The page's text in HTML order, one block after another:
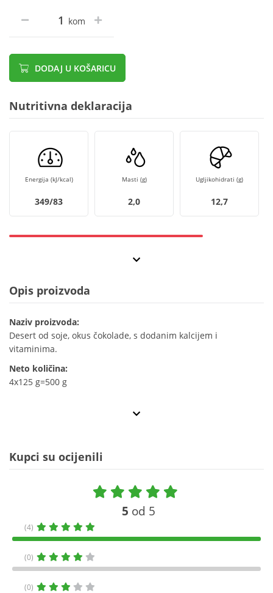
kom
DODAJ U KOŠARICU
Nutritivna deklaracija
Energija (kJ/kcal)
349/83
Masti (g)
2,0
Ugljikohidrati (g)
12,7
Opis proizvoda
Naziv proizvoda:
Desert od soje, okus čokolade, s dodanim kalcijem i
vitaminima.
Neto količina:
4x125 g=500 g
Kupci su ocijenili
5 od 5
(4)
(0)
(0)